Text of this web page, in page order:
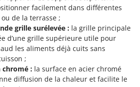
thermiques
sol
facilement dans différentes
de la terrasse ;
grille surélevée : la grille principale
d’une grille supérieure utile pour
les aliments déjà cuits sans
;
chromé : la surface en acier chromé
diffusion de la chaleur et facilite le